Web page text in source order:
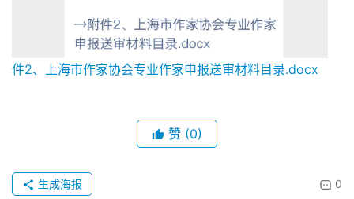
件2、上海市作家协会专业作家申报送审材料目录.docx
赞 (0)
0
生成海报